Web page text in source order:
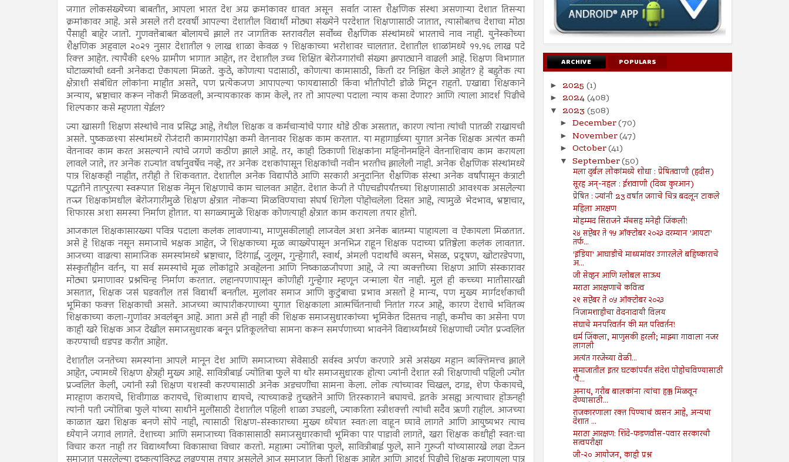
जगात लोकसंख्येच्या बाबतीत, आपला भारत देश अग्र क्रमांकावर धावत असून सर्वात जास्त शैक्षणिक संस्था असणाऱ्या देशात तिसऱ्या
क्रमांकावर आहे. असे असले तरी दरवर्षी आपल्या देशातील विद्यार्थी मोठ्या संख्येने परदेशात शिक्षणासाठी जातात, त्यासोबतच देशाचा मोठा
पैसाही बाहेर जातो. गुणवत्तेबाबत बोलायचे झाले तर जागतिक स्तरावरील सर्वोच्च शैक्षणिक संस्थांमध्ये भारताचे नाव नाही. युनेस्कोच्या
शैक्षणिक अहवाल २०२१ नुसार देशातील १ लाख शाळा केवळ १ शिक्षकाच्या भरोशावर चालतात. देशातील शाळांमध्ये ११.१६ लाख पदे
रिक्त आहेत. त्यापैकी ६९% ग्रामीण भागात आहेत, तर देशातील उच्च शिक्षित बेरोजगारांची संख्या झपाट्याने वाढली आहे. शिक्षण विभागात
घोटाळ्यांची ध्वनी अनेकदा ऐकायला मिळते. कुठे, कोणत्या पदासाठी, कोणत्या कामासाठी, किती दर निश्चित केले आहेत? हे बहुतेक त्या
क्षेत्राशी संबंधित लोकांना माहीत असते, पण प्रत्येकजण आपापल्या फायद्यासाठी किंवा भीतीपोटी डोळे मिटून राहतो. एखाद्या शिक्षकाने
अन्याय, भ्रष्टाचार करून नोकरी मिळवली, अन्यायकारक काम केले, तर तो आपल्या पदाला न्याय कसा देणार? आणि त्याला आदर्श पिढीचे
शिल्पकार कसे म्हणता येईल?
ज्या खासगी शिक्षण संस्थांचे नाव प्रसिद्ध आहे, तेथील शिक्षक व कर्मचाऱ्यांचे पगार थोडे ठीक असतात, कारण त्यांना त्यांची पातळी राखायची
असते. पुष्कळश्या संस्थांमध्ये रोजंदारी कामगारांपेक्षा कमी वेतनावर शिक्षक काम करतात. या महागाईच्या युगात अनेक शिक्षक अत्यंत कमी
वेतनावर काम करत असल्याने त्यांचे जगणे कठीण झाले आहे. तर, काही ठिकाणी शिक्षकांना महिनोनमहिने वेतनाशिवाय काम करायला
लावले जाते, तर अनेक राज्यांत वर्षानुवर्षेच नव्हे, तर अनेक दशकांपासून शिक्षकांची नवीन भरतीच झालेली नाही. अनेक शैक्षणिक संस्थांमध्ये
पात्र शिक्षकही नाहीत, तरीही ते शिकवतात. देशातील अनेक विद्यापीठे आणि सरकारी अनुदानित शैक्षणिक संस्था अनेक वर्षांपासून कंत्राटी
पद्धतीने तात्पुरत्या स्वरूपात शिक्षक नेमून शिक्षणाचे काम चालवत आहेत. देशात केजी ते पीएचडीपर्यंतच्या शिक्षणासाठी आवश्यक असलेल्या
तज्ज्ञ शिक्षकांमधील बेरोजगारीमुळे शिक्षण क्षेत्रात नोकऱ्या मिळविण्याचा संघर्ष शिगेला पोहोचलेला दिसत आहे, त्यामुळे भेदभाव, भ्रष्टाचार,
शिफारस अशा समस्या निर्माण होतात. या सगळ्यामुळे शिक्षक कोणत्याही क्षेत्रात काम करायला तयार होतो.
आजकाल शिक्षकासारख्या पवित्र पदाला कलंक लावणाऱ्या, माणुसकीलाही लाजवेल अशा अनेक बातम्या पाहायला व ऐकायला मिळतात.
असे हे शिक्षक नसून समाजाचे भक्षक आहेत, जे शिक्षकाच्या मूळ व्याख्येपासून अनभिज्ञ राहून शिक्षक पदाच्या प्रतिष्ठेला कलंक लावतात.
आजच्या वाढत्या सामाजिक समस्यांमध्ये भ्रष्टाचार, दिरंगाई, जुलूम, गुन्हेगारी, स्वार्थ, अंमली पदार्थांचे व्यसन, भेसळ, प्रदूषण, खोटारडेपणा,
संस्कृतीहीन वर्तन, या सर्व समस्यांचे मूळ लोकांद्वारे अवहेलना आणि निष्काळजीपणा आहे, जे त्या व्यक्तीच्या शिक्षण आणि संस्कारावर
मोठ्या प्रमाणावर प्रश्नचिन्ह निर्माण करतात. लहानपणापासून कोणीही गुन्हेगार म्हणून जन्माला येत नाही. मुलं ही कच्च्या मातीसारखी
असतात, शिक्षक जसं घडवतील तसं विद्यार्थी बनतील. मुलांवर समाज आणि कुटुंबाचा प्रभाव असतो हे मान्य, पण मुख्य मार्गदर्शकाची
भूमिका फक्त शिक्षकाची असते. आजच्या व्यापारीकरणाच्या युगात शिक्षकाला आत्मचिंतनाची नितांत गरज आहे, कारण देशाचे भवितव्य
शिक्षकाच्या कला-गुणांवर अवलंबून आहे. आता असे ही नाही की शिक्षक समाजसुधारकांच्या भूमिकेत दिसतच नाही, कमीच का असेना पण
काही खरे शिक्षक आज देखील समाजसुधारक बनून प्रतिकूलतेचा सामना करून समर्पणाच्या भावनेने विद्यार्थ्यांमध्ये शिक्षणाची ज्योत प्रज्वलित
करण्याची धडपड करीत आहेत.
देशातील जनतेच्या समस्यांना आपले मानून देश आणि समाजाच्या सेवेसाठी सर्वस्व अर्पण करणारे असे असंख्य महान व्यक्तिमत्त्व झाले
आहेत, ज्यामध्ये शिक्षण क्षेत्रही मुख्य आहे. सावित्रीबाई ज्योतिबा फुले या थोर समाजसुधारक होत्या ज्यांनी देशात स्त्री शिक्षणाची पहिली ज्योत
प्रज्वलित केली, ज्यांनी स्त्री शिक्षण यशस्वी करण्यासाठी अनेक अडचणींचा सामना केला. लोक त्यांच्यावर चिखल, दगड, शेण फेकायचे,
मारहाण करायचे, शिवीगाळ करायचे, शिव्याशाप द्यायचे, त्याच्याकडे तुच्छतेने आणि तिरस्काराने बघायचे. इतके असह्य अत्याचार होऊनही
त्यांनी पती ज्योतिबा फुले यांच्या साथीने मुलींसाठी देशातील पहिली शाळा उघडली, ज्याकरिता स्त्रीशक्ती त्यांची सदैव ऋणी राहील. आजच्या
काळात खरा शिक्षक बनणे सोपे नाही, त्यासाठी शिक्षण-संस्काराच्या मुख्य ध्येयात स्वतःला वाहून घ्यावे लागते आणि आयुष्यभर त्याच
ध्येयाने जगावं लागते. देशाच्या आणि समाजाच्या विकासासाठी समाजसुधारकाची भूमिका पार पाडावी लागते, खरा शिक्षक कधीही स्वतःचा
विचार करत नाही तर विद्यार्थ्यांच्या विकासाचा विचार करतो. महात्मा ज्योतिबा फुले, सावित्रीबाई फुले, साने गुरुजी यांच्यासारखे लढा देऊन
ARCHIVE POPULARS
► 2025 (1)
► 2024(408)
▼ 2023 (508)
► December(70)
► November(47)
► October(41)
▼ September(50)
मला दुर्बल लोकांमध्ये शोधा : प्रेषितवाणी (हदीस)
सूरह अन्-नहल : ईशवाणी (दिव्य कुरआन)
प्रेषित : ज्यांनी 23 वर्षात जगाचे चित्र बदलून टाकले
महिला आरक्षण
मोहम्मद सिराजने मॅचसह मनेही जिंकली!
२४ सप्टेंबर ते १५ ऑक्टोबर २०२३ दरम्यान 'आयटा'
तर्फ...
'इंडिया' आघाडीचे माध्यमांवर उगारलेले बहिष्काराचे
अ...
जी सेव्हन आणि ग्लोबल साऊथ
मराठा आरक्षणाचे कवित्व
२९ सप्टेंबर ते ०५ ऑक्टोबर २०२३
निजामशाहीचा वेदनादायी विलय
संघाचे मनपरिवर्तन की मत परिवर्तन!
धर्म जिंकला, माणुसकी हरली; माझ्या गावाला नजर
लागली
अत्यंत गरजेच्या वेळी...
समाजातील इतर घटकांपर्यंत संदेश पोहोचविण्यासाठी
'पै...
अनाथ, गरीब बालकांना त्यांचा हक्क मिळवून
देण्यासाठी...
राजकारणाला रक्त पिण्याचं व्यसन आहे, अन्यथा
देशात ...
मराठा आरक्षण: शिंदे-फडणवीस-पवार सरकारची
सत्वपरीक्षा
जी-२० आयोजन, काही प्रश्न